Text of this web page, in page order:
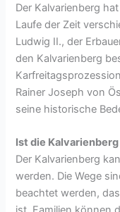
Der Kalvarienberg
Laufe der Zeit
Ludwig II., der
den Kalvarienberg
Rainer Joseph von
seine historische
Ist die
Der Kalvarienberg
werden. Die Wege
beachtet werden,